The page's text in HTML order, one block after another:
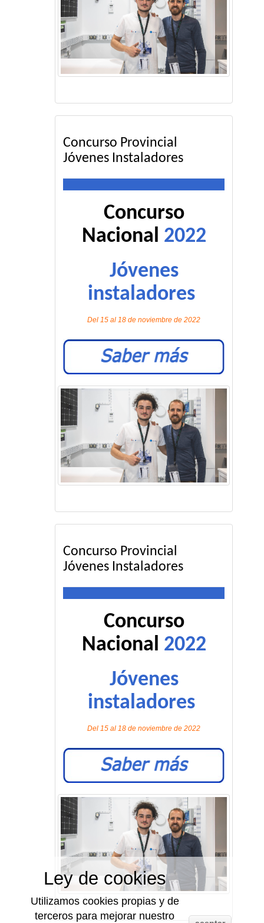
Concurso Provincial
Jóvenes Instaladores
Concurso
Nacional 2022
Jóvenes
instaladores
Del 15 al 18 de noviembre de 2022
Concurso Provincial
Jóvenes Instaladores
Concurso
Nacional 2022
Jóvenes
instaladores
Del 15 al 18 de noviembre de 2022
Ley de cookies
Utilizamos cookies propias y de
terceros para mejorar nuestro